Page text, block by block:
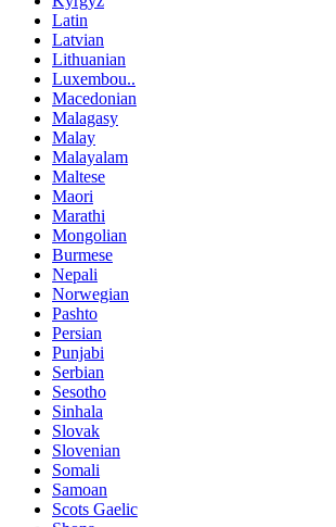
Latin
Latvian
Lithuanian
Luxembou..
Macedonian
Malagasy
Malay
Malayalam
Maltese
Maori
Marathi
Mongolian
Burmese
Nepali
Norwegian
Pashto
Persian
Punjabi
Serbian
Sesotho
Sinhala
Slovak
Slovenian
Somali
Samoan
Scots Gaelic